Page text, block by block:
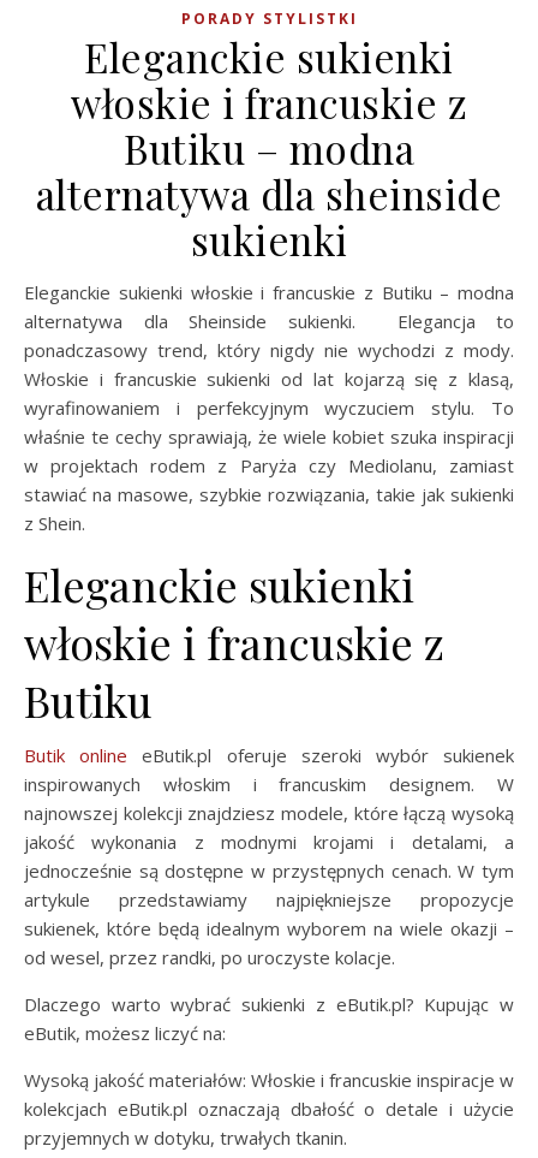
PORADY STYLISTKI
Eleganckie sukienki
włoskie i francuskie z
Butiku – modna
alternatywa dla sheinside
sukienki
Eleganckie sukienki włoskie i francuskie z Butiku – modna
alternatywa dla Sheinside sukienki. Elegancja to
ponadczasowy trend, który nigdy nie wychodzi z mody.
Włoskie i francuskie sukienki od lat kojarzą się z klasą,
wyrafinowaniem i perfekcyjnym wyczuciem stylu. To
właśnie te cechy sprawiają, że wiele kobiet szuka inspiracji
w projektach rodem z Paryża czy Mediolanu, zamiast
stawiać na masowe, szybkie rozwiązania, takie jak sukienki
z Shein.
Eleganckie sukienki
włoskie i francuskie z
Butiku
Butik online eButik.pl oferuje szeroki wybór sukienek
inspirowanych włoskim i francuskim designem. W
najnowszej kolekcji znajdziesz modele, które łączą wysoką
jakość wykonania z modnymi krojami i detalami, a
jednocześnie są dostępne w przystępnych cenach. W tym
artykule przedstawiamy najpiękniejsze propozycje
sukienek, które będą idealnym wyborem na wiele okazji –
od wesel, przez randki, po uroczyste kolacje.
Dlaczego warto wybrać sukienki z eButik.pl? Kupując w
eButik, możesz liczyć na:
Wysoką jakość materiałów: Włoskie i francuskie inspiracje w
kolekcjach eButik.pl oznaczają dbałość o detale i użycie
przyjemnych w dotyku, trwałych tkanin.